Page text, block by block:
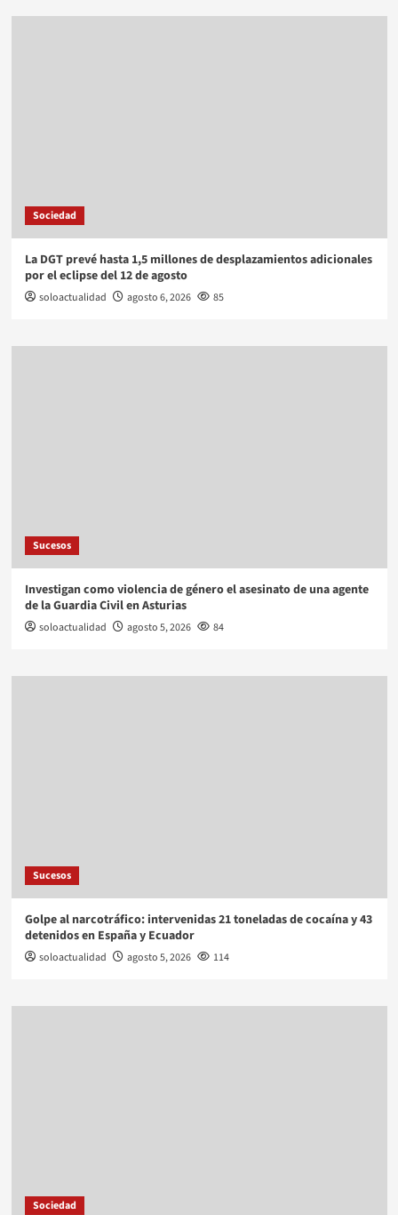
Sociedad
La DGT prevé hasta 1,5 millones de desplazamientos adicionales
por el eclipse del 12 de agosto
soloactualidad agosto 6, 2026 85
Sucesos
Investigan como violencia de género el asesinato de una agente
de la Guardia Civil en Asturias
soloactualidad agosto 5, 2026 84
Sucesos
Golpe al narcotráfico: intervenidas 21 toneladas de cocaína y 43
detenidos en España y Ecuador
soloactualidad agosto 5, 2026 114
Sociedad